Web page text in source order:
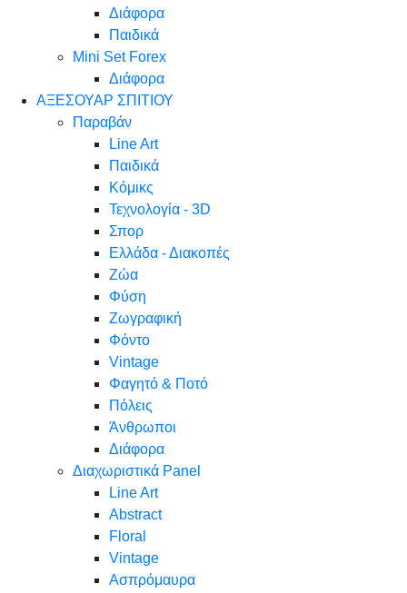
Διάφορα
Παιδικά
Mini Set Forex
Διάφορα
ΑΞΕΣΟΥΑΡ ΣΠΙΤΙΟΥ
Παραβάν
Line Art
Παιδικά
Κόμικς
Τεχνολογία - 3D
Σπορ
Ελλάδα - Διακοπές
Ζώα
Φύση
Ζωγραφική
Φόντο
Vintage
Φαγητό & Ποτό
Πόλεις
Άνθρωποι
Διάφορα
Διαχωριστικά Panel
Line Art
Abstract
Floral
Vintage
Ασπρόμαυρα